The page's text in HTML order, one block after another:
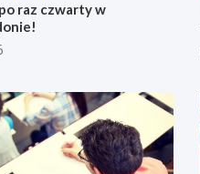
raz czwarty w